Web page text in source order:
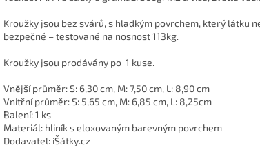
Kroužky jsou bez svárů, s hladkým povrchem, který látku
bezpečné – testované na nosnost 113kg.
Kroužky jsou prodávány po 1 kuse.
Vnější průměr: S: 6,30 cm, M: 7,50 cm, L: 8,90 cm
Vnitřní průměr: S: 5,65 cm, M: 6,85 cm, L: 8,25cm
Balení: 1 ks
Materiál: hliník s eloxovaným barevným povrchem
Dodavatel: iŠátky.cz